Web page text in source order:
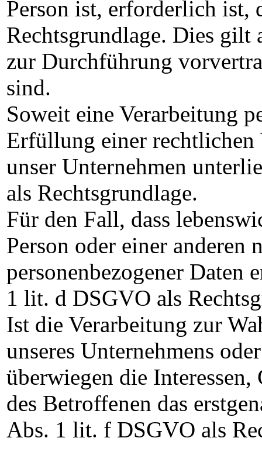
Person ist, erforderlich
Rechtsgrundlage. Dies gilt
zur Durchführung
sind.
Soweit eine Verarbeitung
Erfüllung einer
unser Unternehmen
als Rechtsgrundlage.
Für den Fall, dass
Person oder einer anderen
personenbezogener Daten
1 lit. d DSGVO als
Ist die Verarbeitung zur
unseres Unternehmens
überwiegen die
des Betroffenen das
Abs. 1 lit. f DSGVO als